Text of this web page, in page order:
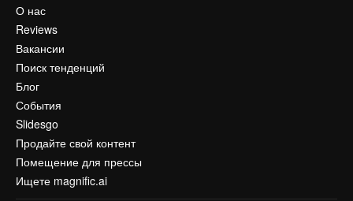
О нас
Reviews
Вакансии
Поиск тенденций
Блог
События
Slidesgo
Продайте свой контент
Помещение для прессы
Ищете magnific.ai